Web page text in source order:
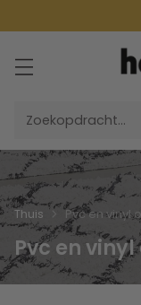
Zoekopdracht…
Thuis Pvc en vinyl
Pvc en